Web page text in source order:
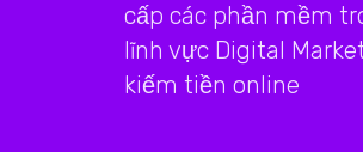
cấp các phần mềm
lĩnh vực Digital
kiếm tiền online